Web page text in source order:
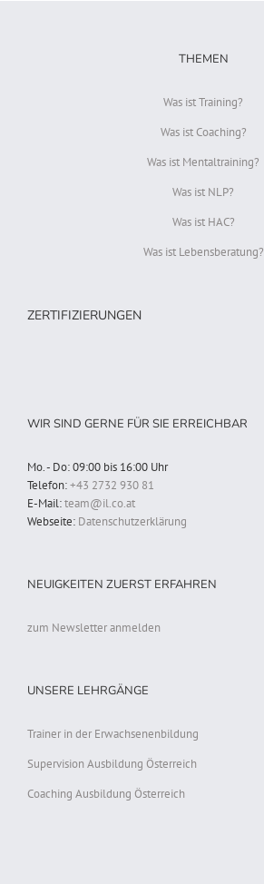
THEMEN
Was ist Training?
Was ist Coaching?
Was ist Mentaltraining?
Was ist NLP?
Was ist HAC?
Was ist Lebensberatung?
ZERTIFIZIERUNGEN
WIR SIND GERNE FÜR SIE ERREICHBAR
Mo. - Do: 09:00 bis 16:00 Uhr
Telefon:+43 2732 930 81
E-Mail:team@il.co.at
Webseite: Datenschutzerklärung
NEUIGKEITEN ZUERST ERFAHREN
zum Newsletter anmelden
UNSERE LEHRGÄNGE
Trainer in der Erwachsenenbildung
Supervision Ausbildung Österreich
Coaching Ausbildung Österreich